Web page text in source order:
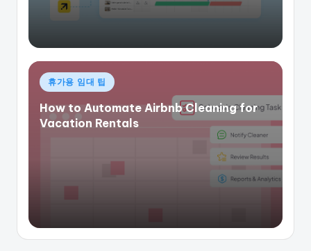
게
시
됨
휴가용 임대 팁
How to Automate Airbnb Cleaning for
Vacation Rentals